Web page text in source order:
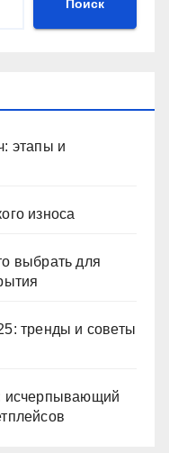
Поиск
этапы и
износа
выбрать для
тренды и советы
исчерпывающий